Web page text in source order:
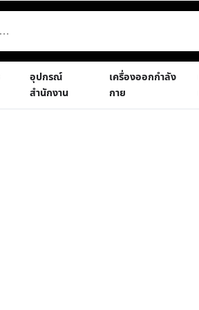
อุปกรณ์
สำนักงาน
เครื่องออกกำลัง
กาย